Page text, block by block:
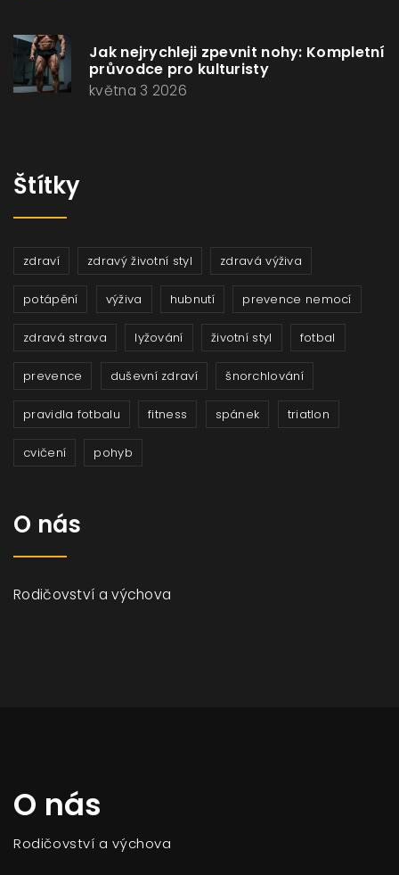
Jak nejrychleji zpevnit nohy: Kompletní
průvodce pro kulturisty
května 3 2026
Štítky
zdraví zdravý životní styl zdravá výživa
potápění výživa hubnutí prevence nemocí
zdravá strava lyžování životní styl fotbal
prevence duševní zdraví šnorchlování
pravidla fotbalu fitness spánek triatlon
cvičení pohyb
O nás
Rodičovství a výchova
O nás
Rodičovství a výchova